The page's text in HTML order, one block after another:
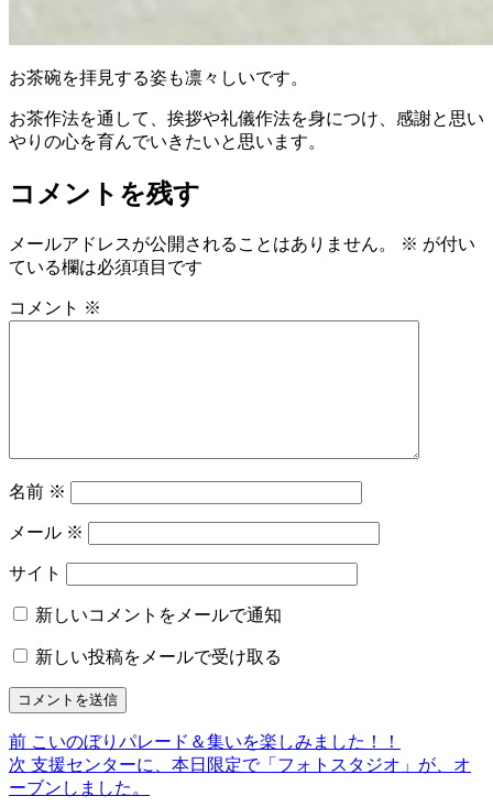
お茶碗を拝見する姿も凛々しいです。
お茶作法を通して、挨拶や礼儀作法を身につけ、感謝と思い
やりの心を育んでいきたいと思います。
コメントを残す
メールアドレスが公開されることはありません。 ※ が付い
ている欄は必須項目です
コメント ※
名前 ※
メール ※
サイト
新しいコメントをメールで通知
新しい投稿をメールで受け取る
投
稿
前 前
の
投
こいのぼりパレード＆集いを楽しみました！！
次 次
の
支援センターに、本日限定で「フォトスタジオ」が、オ
ーブンしました。